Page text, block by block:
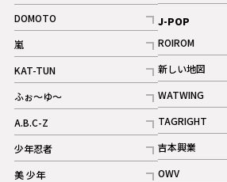
記事
DOMOTO
記事
嵐
記事
KAT-TUN
記事
ふぉ～ゆ～
記事
A.B.C-Z
記事
ギャラリー
少年忍者
記事
美 少年
記事
J-POP
ROIROM
記事
新しい地図
記事
WATWING
記事
TAGRIGHT
記事
吉本興業
記事
OWV